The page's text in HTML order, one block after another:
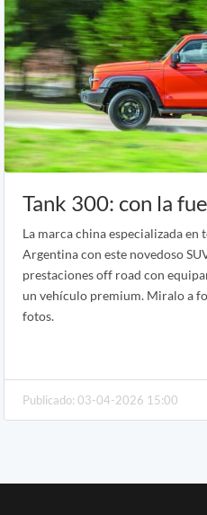
Tank 300: con la
La marca china especializada
Argentina con este novedoso
prestaciones off road con
un vehículo premium. Miralo a
fotos.
Publicado: 03-04-2026 15:00